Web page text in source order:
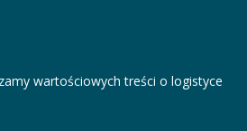
wartościowych treści o logistyce